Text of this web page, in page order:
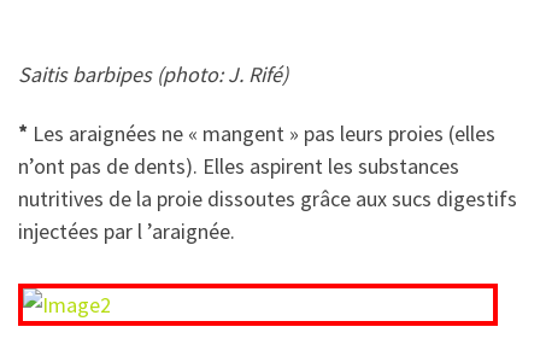
Saitis barbipes (photo: J. Rifé)
* Les araignées ne « mangent » pas leurs proies (elles
n’ont pas de dents). Elles aspirent les substances
nutritives de la proie dissoutes grâce aux sucs digestifs
injectées par l ’araignée.